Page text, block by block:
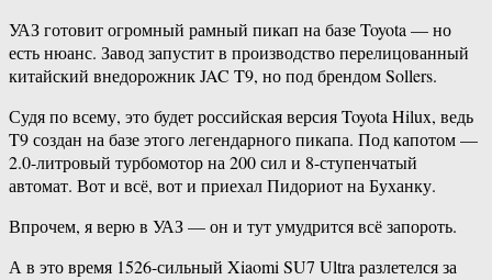
УАЗ готовит огромный рамный пикап на базе Toyota — но
есть нюанс. Завод запустит в производство перелицованный
китайский внедорожник JAC T9, но под брендом Sollers.
Судя по всему, это будет российская версия Toyota Hilux, ведь
T9 создан на базе этого легендарного пикапа. Под капотом —
2.0-литровый турбомотор на 200 сил и 8-ступенчатый
автомат. Вот и всё, вот и приехал Пидориот на Буханку.
Впрочем, я верю в УАЗ — он и тут умудрится всё запороть.
А в это время 1526-сильный Xiaomi SU7 Ultra разлетелся за